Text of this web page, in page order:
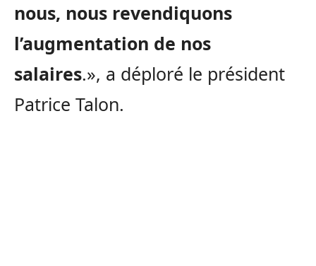
nous, nous revendiquons
l’augmentation de nos
salaires.», a déploré le président
Patrice Talon.